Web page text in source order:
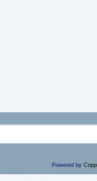
Powered by